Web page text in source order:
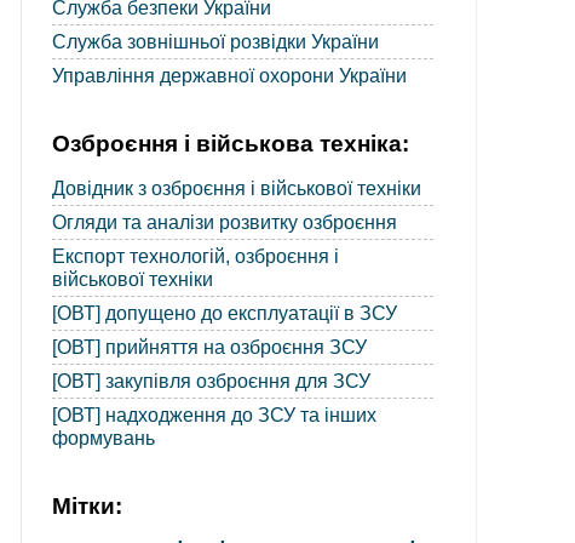
Служба безпеки України
Служба зовнішньої розвідки України
Управління державної охорони України
Озброєння і військова техніка:
Довідник з озброєння і військової техніки
Огляди та аналізи розвитку озброєння
Експорт технологій, озброєння і
військової техніки
[ОВТ] допущено до експлуатації в ЗСУ
[ОВТ] прийняття на озброєння ЗСУ
[ОВТ] закупівля озброєння для ЗСУ
[ОВТ] надходження до ЗСУ та інших
формувань
Мітки: